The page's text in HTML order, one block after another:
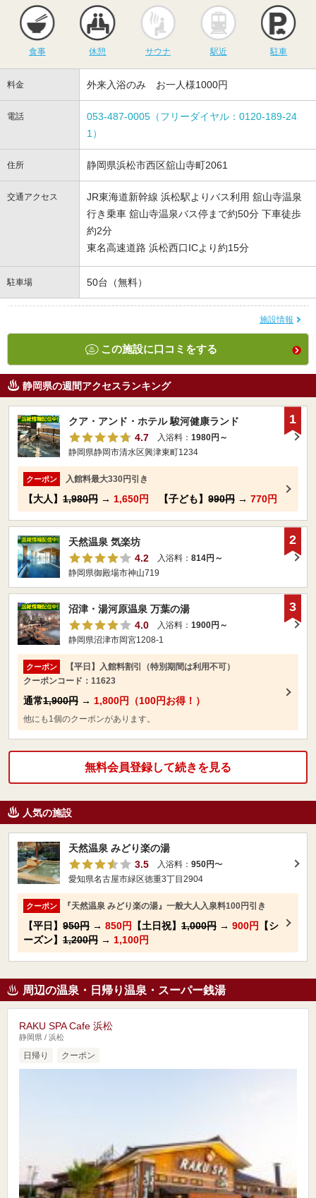
食事 休憩
サウナ
サウナ 駅近 駐車
料金 外来入浴のみ お一人様1000円
電話
053-487-0005（フリーダイヤル：0120-189-24
1）
住所 静岡県浜松市西区舘山寺町2061
交通アクセス
JR東海道新幹線 浜松駅よりバス利用 舘山寺温泉
行き乗車 舘山寺温泉バス停まで約50分 下車徒歩
約2分
東名高速道路 浜松西口ICより約15分
駐車場 50台（無料）
施設情報
この施設に口コミをする
静岡県の週間アクセスランキング
クア・アンド・ホテル 駿河健康ランド
4.7
入浴料： 1980円～
静岡県静岡市清水区興津東町1234
クーポン 入館料最大330円引き
【大人】 1,980円 → 1,650円 【子ども】 990円 → 770円
1
天然温泉 気楽坊
4.2
入浴料： 814円～
静岡県御殿場市神山719
2
沼津・湯河原温泉 万葉の湯
4.0
入浴料： 1900円～
静岡県沼津市岡宮1208-1
クーポン
【平日】入館料割引（特別期間は利用不可）
クーポンコード：11623
通常1,900円 → 1,800円（100円お得！）
他にも1個のクーポンがあります。
3
無料会員登録して続きを見る
人気の施設
天然温泉 みどり楽の湯
3.5
入浴料： 950円〜
愛知県名古屋市緑区徳重3丁目2904
クーポン 『天然温泉 みどり楽の湯』一般大人入泉料100円引き
【平日】 950円 → 850円 【土日祝】 1,000円 → 900円
【シ
ーズン】 1,200円 → 1,100円
周辺の温泉・日帰り温泉・スーパー銭湯
RAKU SPA Cafe 浜松
静岡県 / 浜松
日帰り クーポン